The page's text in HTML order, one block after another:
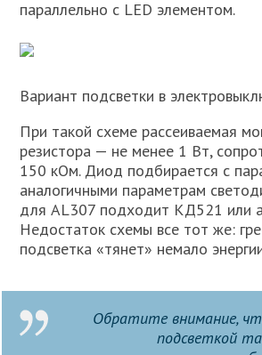
параллельно с LED элементом.
Вариант подсветки в
При такой схеме рассеиваемая
резистора — не менее 1 Вт,
150 кОм. Диод подбирается с
аналогичными параметрам
для AL307 подходит КД521 или
Недостаток схемы все тот же:
подсветка «тянет» немало
Обратите внимание,
подсветкой